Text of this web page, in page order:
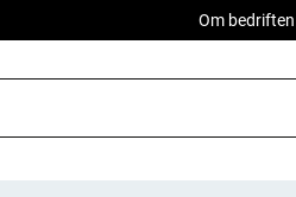
Om bedriften